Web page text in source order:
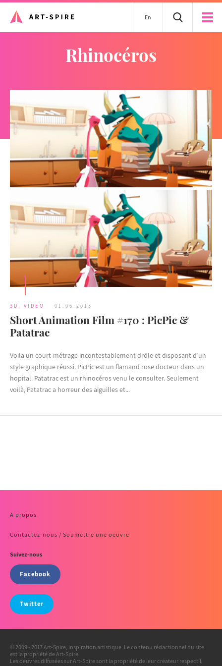
En
rhinocéros
3D VIDEO 01.06.2013
Short Animation Film #170 : PicPic &
Patatrac
Voila un court-métrage incontestablement drôle et disposant d’un
style graphique réussi. PicPic est un flamand rose docteur dans un
hopital. Patatrac est un rhinocéros venu le consulter. Seulement
voilà, Patatrac a horreur des aiguilles et...
A propos
Contactez-nous / Soumettre une oeuvre
Suivez-nous
Facebook
Twitter
© 2009 - 2017 Art-Spire, Inspiration artistique. Le contenu rédactionnel du site
est la propriété de Art-Spire.
Les oeuvres diffusées sur Art-Spire sont la propriété de leur créateur respectif.